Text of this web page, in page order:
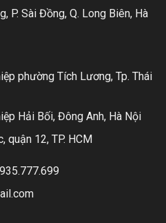
P. Sài Đồng, Q. Long Biên, Hà
phường Tích Lương, Tp. Thái
Hải Bối, Đông Anh, Hà Nội
quận 12, TP. HCM